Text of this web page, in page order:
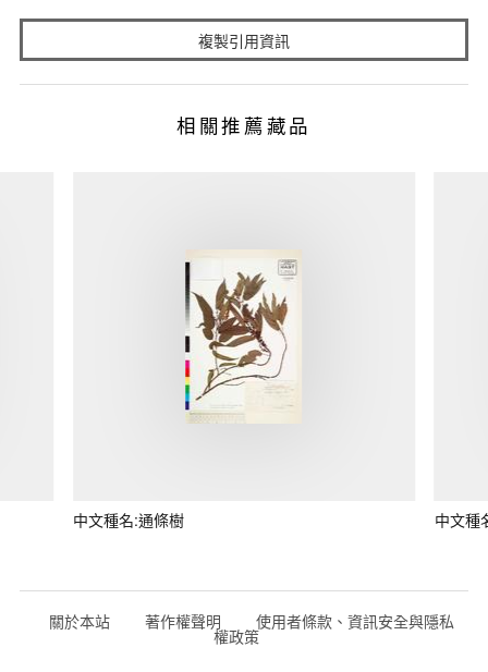
複製引用資訊
相關推薦藏品
中文種名:通條樹 中文種
關於本站 著作權聲明 使用者條款、資訊安全與隱私
權政策